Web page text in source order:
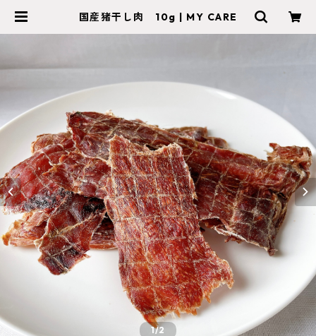
国産猪干し肉 10g | MY CARE
1/2